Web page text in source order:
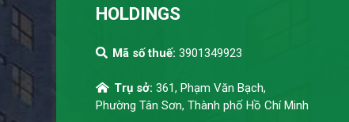
HOLDINGS
Mã số thuế:3901349923
Trụ sở:361, Phạm Văn Bạch,
Phường Tân Sơn, Thành phố Hồ Chí Minh